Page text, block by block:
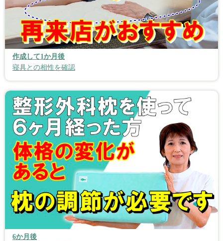
作成して1か月後
寝具との相性を確認
6か月後